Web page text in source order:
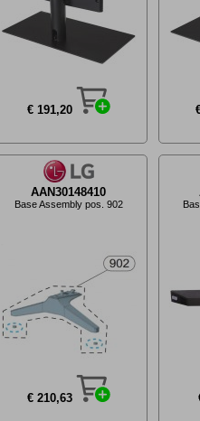
€ 191,20
AAN30148410
Base Assembly pos. 902
€ 210,63